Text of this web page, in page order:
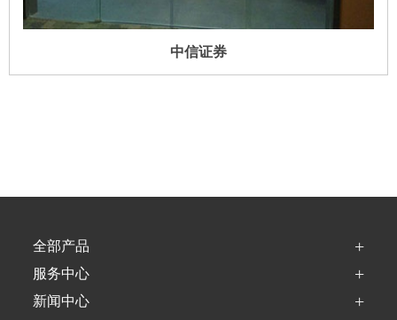
中信证券
全部产品 +
服务中心 +
新闻中心
+